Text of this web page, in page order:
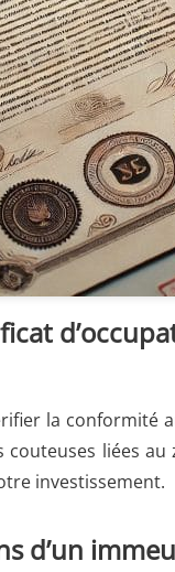
la conformité
couteuses liées
investissement.
d’un